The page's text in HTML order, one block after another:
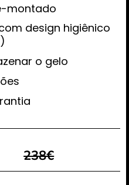
montado
design higiênico
o gelo
238€